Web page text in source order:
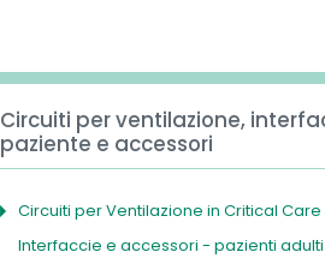
Circuiti per ventilazione,
paziente e accessori
Circuiti per Ventilazione in Critical Care
Interfaccie e accessori - pazienti adulti